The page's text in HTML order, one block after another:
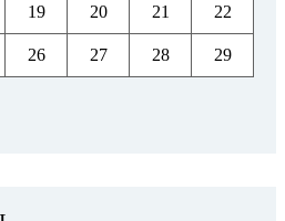
19 20 21 22
26 27 28 29